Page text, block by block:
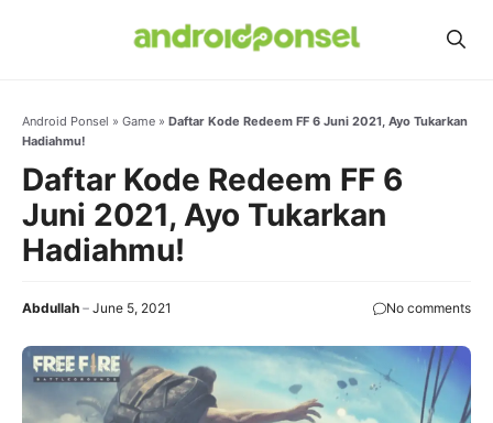
Android Ponsel » Game » Daftar Kode Redeem FF 6 Juni 2021, Ayo Tukarkan
Hadiahmu!
Daftar Kode Redeem FF 6
Juni 2021, Ayo Tukarkan
Hadiahmu!
Abdullah June 5, 2021 No comments